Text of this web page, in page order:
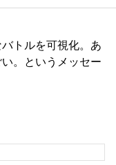
トルを可視化。あ
。というメッセー